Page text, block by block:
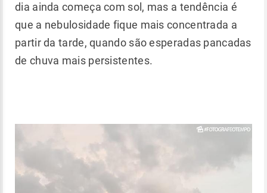
dia ainda começa com sol, mas a tendência é
que a nebulosidade fique mais concentrada a
partir da tarde, quando são esperadas pancadas
de chuva mais persistentes.